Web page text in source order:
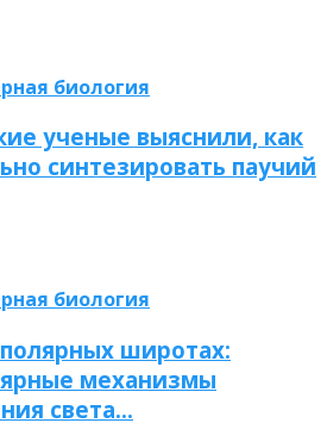
биология
ученые выяснили, как
синтезировать паучий
биология
широтах:
механизмы
света…